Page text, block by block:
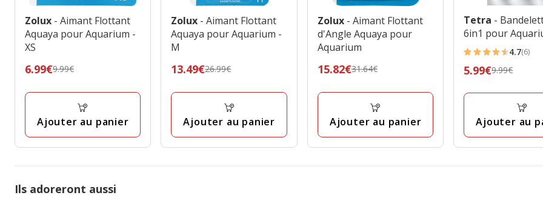
Zolux - Aimant Flottant
Aquaya pour Aquarium -
XS
Prix
9.99€,
final
6.99€
6.99€9.99€
Ajouter au panier
Zolux - Aimant Flottant
Aquaya pour Aquarium -
M
Prix
26.99€,
final
13.49€
13.49€26.99€
Ajouter au panier
Zolux - Aimant Flottant
d'Angle Aquaya pour
Aquarium
Prix
31.64€,
final
15.82€
15.82€31.64€
Ajouter au panier
Tetra -
6in1 pour
4.7
étoiles
avis
4.7(6)
Prix
9.99€,
final
5.99€9.99€
Ajouter au
Ils adoreront aussi